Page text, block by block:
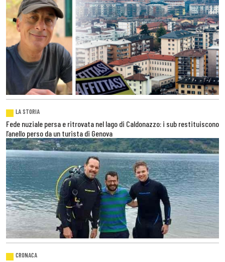
LA STORIA
Fede nuziale persa e ritrovata nel lago di Caldonazzo: i sub restituiscono
l’anello perso da un turista di Genova
CRONACA